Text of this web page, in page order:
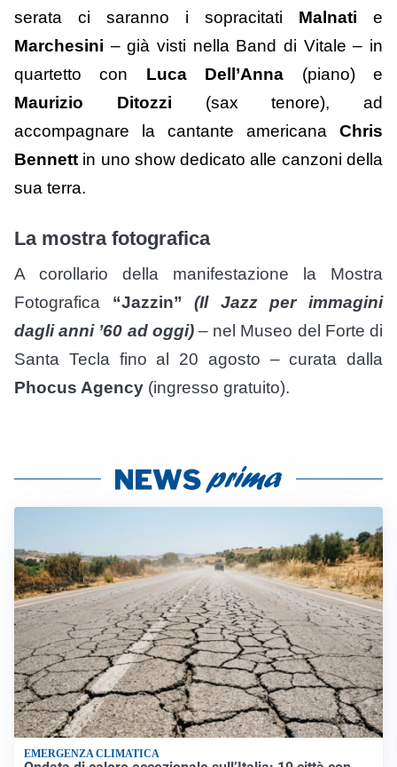
serata ci saranno i sopracitati Malnati e
Marchesini – già visti nella Band di Vitale – in
quartetto con
Luca Dell’Anna (piano) e
Maurizio Ditozzi (sax tenore), ad
accompagnare la cantante americana Chris
Bennett in uno show dedicato alle canzoni della
sua terra.
La mostra fotografica
A corollario della manifestazione la Mostra
Fotografica “Jazzin”
(Il Jazz per immagini
dagli anni ’60 ad oggi) – nel Museo del Forte di
Santa Tecla fino al 20 agosto – curata dalla
Phocus Agency (ingresso gratuito).
EMERGENZA CLIMATICA